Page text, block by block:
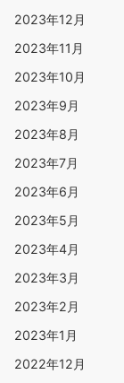
2023年12月
2023年11月
2023年10月
2023年9月
2023年8月
2023年7月
2023年6月
2023年5月
2023年4月
2023年3月
2023年2月
2023年1月
2022年12月